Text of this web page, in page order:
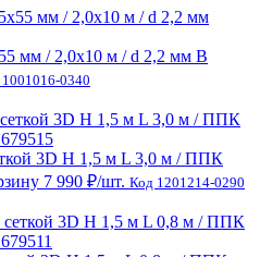
мм / 2,0х10 м / d 2,2 мм В
0340
3D Н 1,5 м L 3,0 м / ППК
7 990 ₽/шт. Код 1201214-0290